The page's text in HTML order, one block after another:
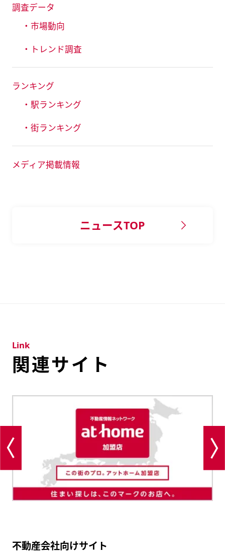
調査データ
・市場動向
・トレンド調査
ランキング
・駅ランキング
・街ランキング
メディア掲載情報
ニュースTOP
関連サイト
Link
不動産会社向けサイト